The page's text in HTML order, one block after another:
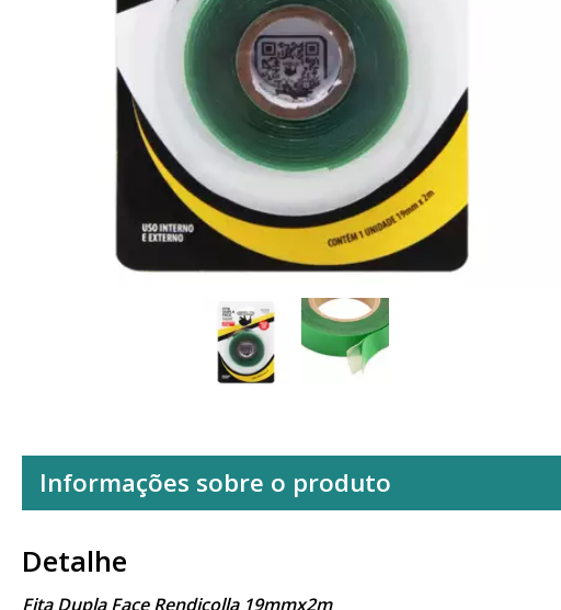
Informações sobre o produto
Detalhe
Fita Dupla Face Rendicolla 19mmx2m